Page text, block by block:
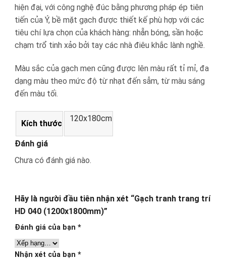
hiện đại, với công nghệ đúc bằng phương pháp ép tiên
tiến của Ý, bề mặt gạch được thiết kế phù hợp với các
tiêu chí lựa chọn của khách hàng: nhẵn bóng, sần hoặc
chạm trổ tinh xảo bởi tay các nhà điêu khắc lành nghề.
Màu sắc của gạch men cũng được lên màu rất tỉ mỉ, đa
dạng màu theo mức độ từ nhạt đến sẫm, từ màu sáng
đến màu tối.
Kích thước
120x180cm
Đánh giá
Chưa có đánh giá nào.
Hãy là người đầu tiên nhận xét “Gạch tranh trang trí
HD 040 (1200x1800mm)”
Đánh giá của bạn *
Nhận xét của bạn *